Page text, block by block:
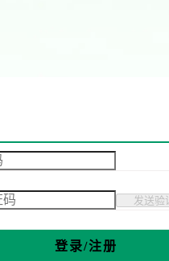
发送验
登录/注册